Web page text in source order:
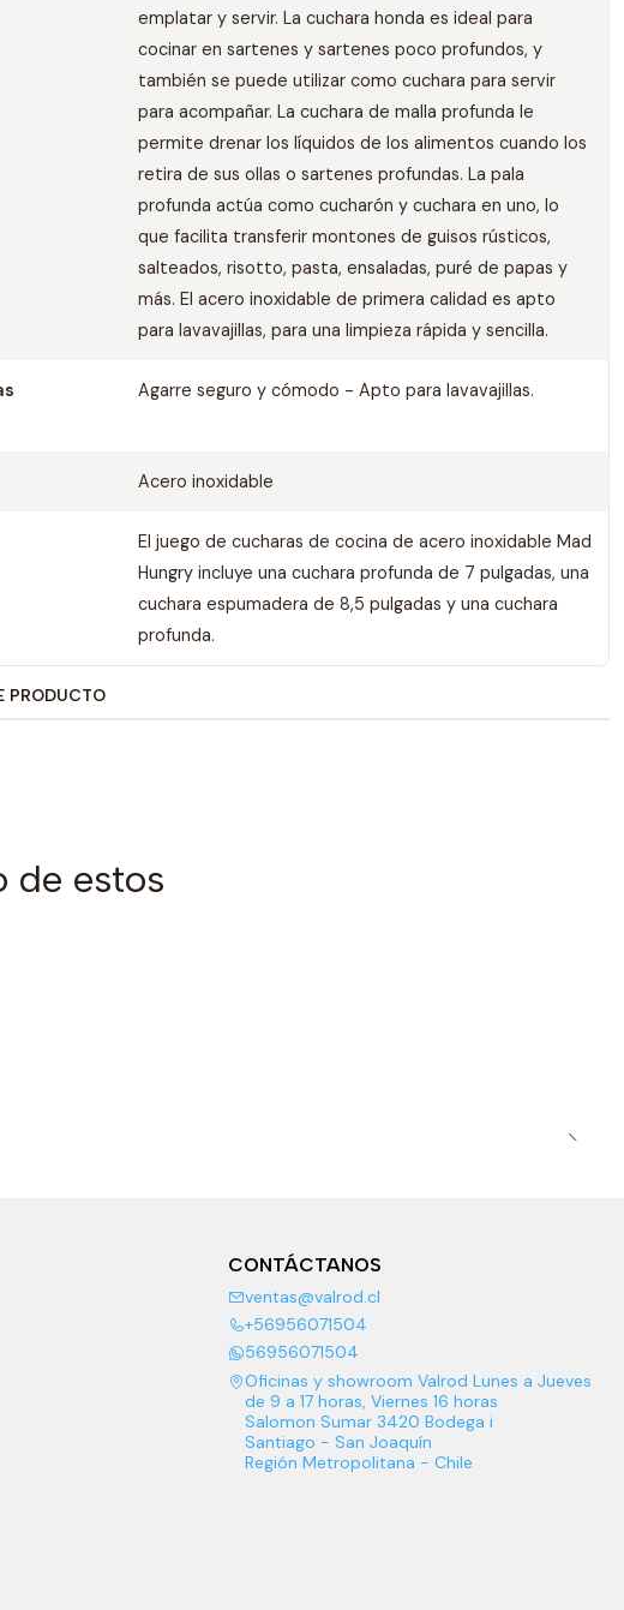
emplatar y servir. La cuchara honda es ideal para
cocinar en sartenes y sartenes poco profundos, y
también se puede utilizar como cuchara para servir
para acompañar. La cuchara de malla profunda le
permite drenar los líquidos de los alimentos cuando los
retira de sus ollas o sartenes profundas. La pala
profunda actúa como cucharón y cuchara en uno, lo
que facilita transferir montones de guisos rústicos,
salteados, risotto, pasta, ensaladas, puré de papas y
más. El acero inoxidable de primera calidad es apto
para lavavajillas, para una limpieza rápida y sencilla.
Agarre seguro y cómodo - Apto para lavavajillas.
Acero inoxidable
El juego de cucharas de cocina de acero inoxidable Mad
Hungry incluye una cuchara profunda de 7 pulgadas, una
cuchara espumadera de 8,5 pulgadas y una cuchara
profunda.
PRODUCTO
de estos
CONTÁCTANOS
ventas@valrod.cl
+56956071504
56956071504
Oficinas y showroom Valrod Lunes a Jueves
de 9 a 17 horas, Viernes 16 horas
Salomon Sumar 3420 Bodega i
Santiago - San Joaquín
Región Metropolitana - Chile